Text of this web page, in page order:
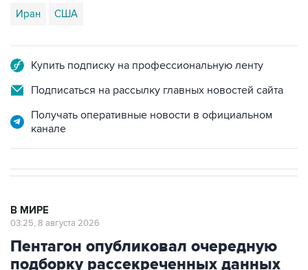
Подписаться на рассылку главных новостей сайта
Получать оперативные новости в официальном
Пентагон опубликовал очередную
подборку рассекреченных данных
об НЛО